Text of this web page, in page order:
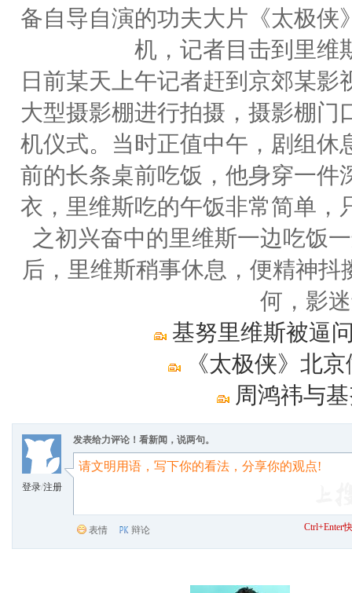
备自导自演的功夫大片《太极
机，记者目击到里维
日前某天上午记者赶到京郊某
大型摄影棚进行拍摄，摄影棚
机仪式。当时正值中午，剧组休
前的长条桌前吃饭，他身穿一件
衣，里维斯吃的午饭非常简单，
之初兴奋中的里维斯一边吃饭
后，里维斯稍事休息，便精神
何，影
基努里维斯被逼
《太极侠》北
周鸿祎与
登录/注册
发表给力评论！看新闻，说两句。
表情 辩论 Ctrl+Enter